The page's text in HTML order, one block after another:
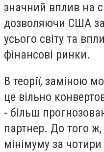
значний вплив на
дозволяючи США
усього світу та
фінансові ринки.
В теорії, заміною
це вільно
- більш
партнер. До того
мінімуму за чотири